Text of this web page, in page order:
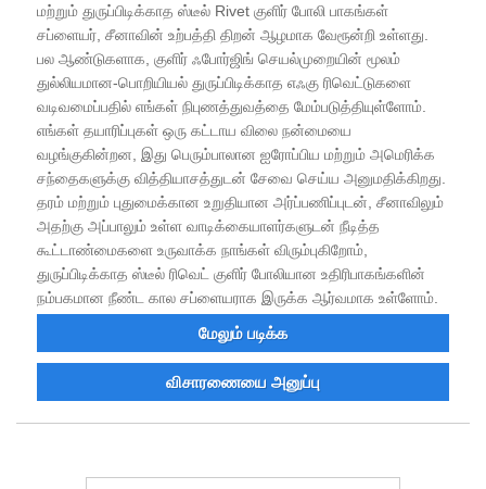
மற்றும் துருப்பிடிக்காத ஸ்டீல் Rivet குளிர் போலி பாகங்கள்
சப்ளையர், சீனாவின் உற்பத்தி திறன் ஆழமாக வேரூன்றி உள்ளது.
பல ஆண்டுகளாக, குளிர் ஃபோர்ஜிங் செயல்முறையின் மூலம்
துல்லியமான-பொறியியல் துருப்பிடிக்காத எஃகு ரிவெட்டுகளை
வடிவமைப்பதில் எங்கள் நிபுணத்துவத்தை மேம்படுத்தியுள்ளோம்.
எங்கள் தயாரிப்புகள் ஒரு கட்டாய விலை நன்மையை
வழங்குகின்றன, இது பெரும்பாலான ஐரோப்பிய மற்றும் அமெரிக்க
சந்தைகளுக்கு வித்தியாசத்துடன் சேவை செய்ய அனுமதிக்கிறது.
தரம் மற்றும் புதுமைக்கான உறுதியான அர்ப்பணிப்புடன், சீனாவிலும்
அதற்கு அப்பாலும் உள்ள வாடிக்கையாளர்களுடன் நீடித்த
கூட்டாண்மைகளை உருவாக்க நாங்கள் விரும்புகிறோம்,
துருப்பிடிக்காத ஸ்டீல் ரிவெட் குளிர் போலியான உதிரிபாகங்களின்
நம்பகமான நீண்ட கால சப்ளையராக இருக்க ஆர்வமாக உள்ளோம்.
மேலும் படிக்க
விசாரணையை அனுப்பு